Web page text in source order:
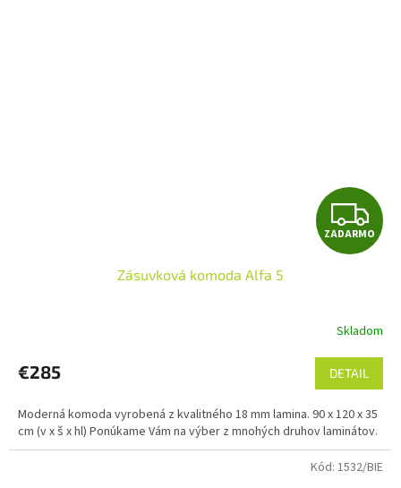
Z
A
A
R
M
O
ZADARMO
Zásuvková komoda Alfa 5
Skladom
€285 DETAIL
Moderná komoda vyrobená z kvalitného 18 mm lamina. 90 x 120 x 35
cm (v x š x hl) Ponúkame Vám na výber z mnohých druhov laminátov.
Kód: 1532/BIE